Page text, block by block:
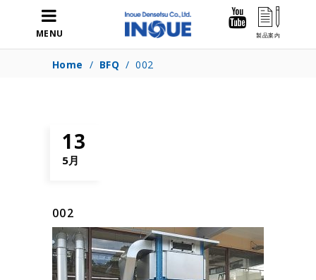
MENU
Home / BFQ /002
13
5月
002